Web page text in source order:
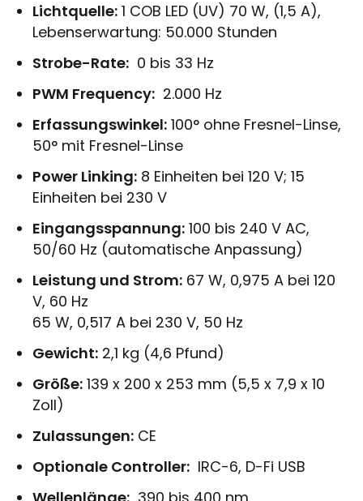
Lichtquelle: 1 COB LED (UV) 70 W, (1,5 A),
Lebenserwartung: 50.000 Stunden
Strobe-Rate: 0 bis 33 Hz
PWM Frequency: 2.000 Hz
Erfassungswinkel: 100° ohne Fresnel-Linse,
50° mit Fresnel-Linse
Power Linking: 8 Einheiten bei 120 V; 15
Einheiten bei 230 V
Eingangsspannung: 100 bis 240 V AC,
50/60 Hz (automatische Anpassung)
Leistung und Strom: 67 W, 0,975 A bei 120
V, 60 Hz
65 W, 0,517 A bei 230 V, 50 Hz
Gewicht: 2,1 kg (4,6 Pfund)
Größe: 139 x 200 x 253 mm (5,5 x 7,9 x 10
Zoll)
Zulassungen: CE
Optionale Controller: IRC-6, D-Fi USB